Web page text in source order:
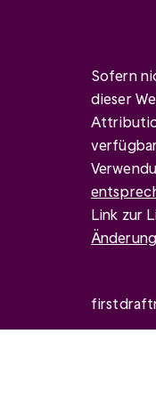
Sofern
dieser
Link zur